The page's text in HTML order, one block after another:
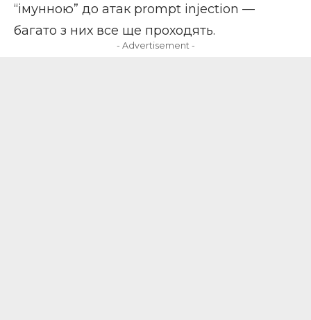
“імунною” до атак prompt injection —
багато з них все ще проходять.
- Advertisement -